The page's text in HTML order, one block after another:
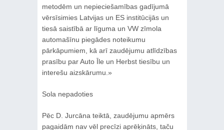
metodēm un nepieciešamības gadījumā
vērsīsimies Latvijas un ES institūcijās un
tiesā saistībā ar līguma un VW zīmola
automašīnu piegādes noteikumu
pārkāpumiem, kā arī zaudējumu atlīdzības
prasību par Auto Īle un Herbst tiesību un
interešu aizskārumu.»
Sola nepadoties
Pēc D. Jurcāna teiktā, zaudējumu apmērs
pagaidām nav vēl precīzi aprēķināts, taču